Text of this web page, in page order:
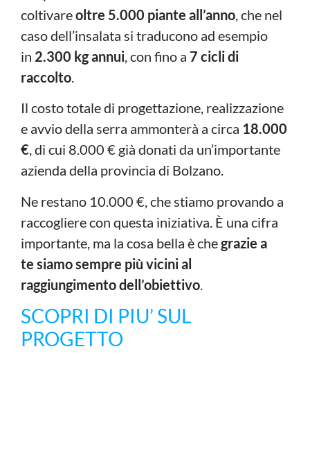
coltivareoltre 5.000 piante all’anno, che nel
caso dell’insalata si traducono ad esempio
in 2.300 kg annui, con fino a 7 cicli di
raccolto.
Il costo totale di progettazione, realizzazione
e avvio della serra ammonterà a circa 18.000
€, di cui 8.000 € già donati da un’importante
azienda della provincia di Bolzano.
Ne restano 10.000 €, che stiamo provando a
raccogliere con questa iniziativa. È una cifra
importante, ma la cosa bella è chegrazie a
te siamo sempre più vicini al
raggiungimento dell’obiettivo.
SCOPRI DI PIU’ SUL
PROGETTO